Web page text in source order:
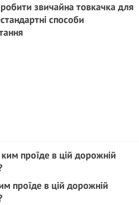
звичайна товкачка для
способи
проїде в цій дорожній